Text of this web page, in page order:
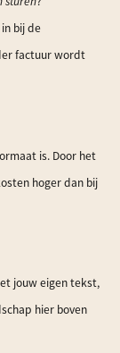
bij de
factuur wordt
is. Door het
hoger dan bij
jouw eigen tekst,
hier boven